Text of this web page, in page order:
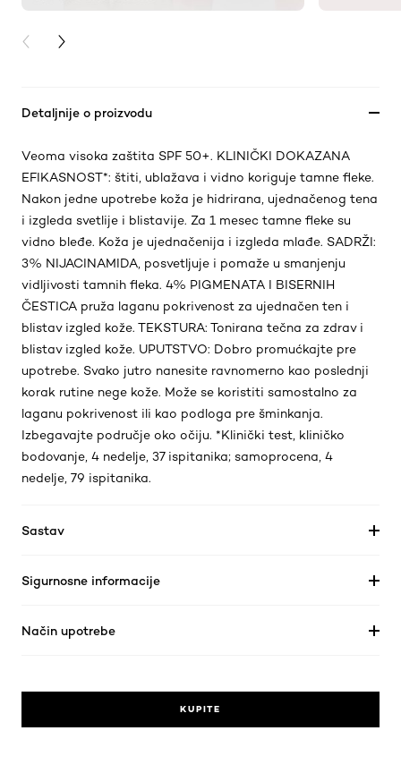
PREVIOUS CARD
NEXT CARD
Detaljnije o proizvodu
Veoma visoka zaštita SPF 50+. KLINIČKI DOKAZANA
EFIKASNOST*: štiti, ublažava i vidno koriguje tamne fleke.
Nakon jedne upotrebe koža je hidrirana, ujednačenog tena
i izgleda svetlije i blistavije. Za 1 mesec tamne fleke su
vidno bleđe. Koža je ujednačenija i izgleda mlađe. SADRŽI:
3% NIJACINAMIDA, posvetljuje i pomaže u smanjenju
vidljivosti tamnih fleka. 4% PIGMENATA I BISERNIH
ČESTICA pruža laganu pokrivenost za ujednačen ten i
blistav izgled kože. TEKSTURA: Tonirana tečna za zdrav i
blistav izgled kože. UPUTSTVO: Dobro promućkajte pre
upotrebe. Svako jutro nanesite ravnomerno kao poslednji
korak rutine nege kože. Može se koristiti samostalno za
laganu pokrivenost ili kao podloga pre šminkanja.
Izbegavajte područje oko očiju. *Klinički test, kliničko
bodovanje, 4 nedelje, 37 ispitanika; samoprocena, 4
nedelje, 79 ispitanika.
Sastav
Sigurnosne informacije
Način upotrebe
KUPITE